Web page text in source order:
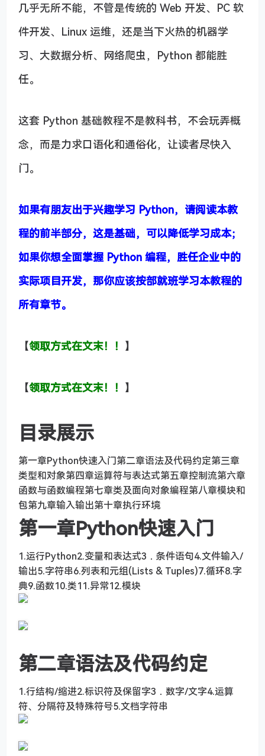
几乎无所不能，不管是传统的 Web 开发、PC 软
件开发、Linux 运维，还是当下火热的机器学
习、大数据分析、网络爬虫，Python 都能胜
任。
这套 Python 基础教程不是教科书，不会玩弄概
念，而是力求口语化和通俗化，让读者尽快入
门。
如果有朋友出于兴趣学习 Python，请阅读本教
程的前半部分，这是基础，可以降低学习成本；
如果你想全面掌握 Python 编程，胜任企业中的
实际项目开发，那你应该按部就班学习本教程的
所有章节。
【领取方式在文末！！ 】
【领取方式在文末！！ 】
目录展示
第一章Python快速入门第二章语法及代码约定第三章
类型和对象第四章运算符与表达式第五章控制流第六章
函数与函数编程第七章类及面向对象编程第八章模块和
包第九章输入输出第十章执行环境
第一章Python快速入门
1.运行Python2.变量和表达式3．条件语句4.文件输入/
输出5.字符串6.列表和元组(Lists & Tuples)7.循环8.字
典9.函数10.类11.异常12.模块
第二章语法及代码约定
1.行结构/缩进2.标识符及保留字3．数字/文字4.运算
符、分隔符及特殊符号5.文档字符串